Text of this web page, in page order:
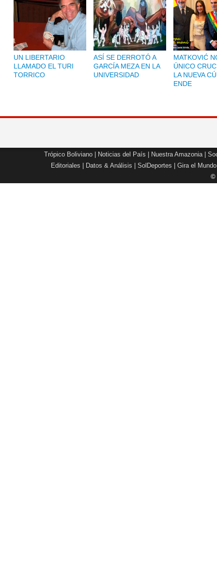
UN LIBERTARIO
LLAMADO EL TURI
TORRICO
ASÍ SE DERROTÓ A
GARCÍA MEZA EN LA
UNIVERSIDAD
MATKOVIĆ
ÚNICO
LA NUEVA
ENDE
Trópico Boliviano Noticias del País Nuestra Amazonia|
Editoriales
Datos & Análisis SolDeportes Gira el Mundo
©